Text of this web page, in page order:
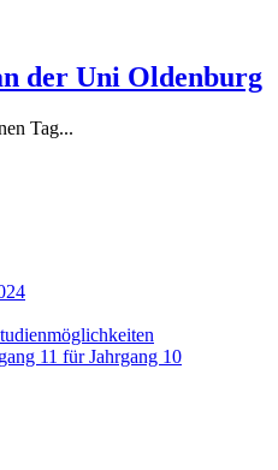
der Uni Oldenburg
Tag...
11 für Jahrgang 10